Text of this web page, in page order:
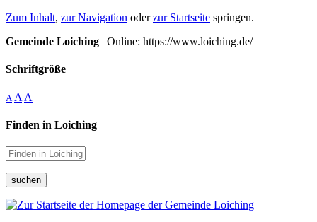
Zum Inhalt, zur Navigation oderzur Startseite springen.
Gemeinde Loiching | Online: https://www.loiching.de/
Schriftgröße
A A A
Finden in Loiching
suchen